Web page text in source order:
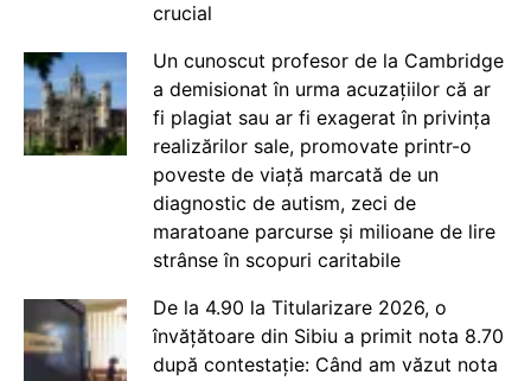
crucial
Un cunoscut profesor de la Cambridge
a demisionat în urma acuzațiilor că ar
fi plagiat sau ar fi exagerat în privința
realizărilor sale, promovate printr-o
poveste de viață marcată de un
diagnostic de autism, zeci de
maratoane parcurse și milioane de lire
strânse în scopuri caritabile
De la 4.90 la Titularizare 2026, o
învățătoare din Sibiu a primit nota 8.70
după contestație: Când am văzut nota